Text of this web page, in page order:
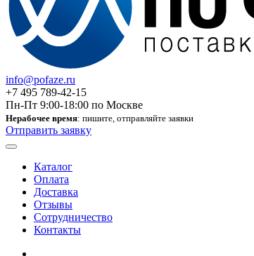
info@pofaze.ru
+7 495 789-42-15
Пн-Пт 9:00-18:00 по Москве
Нерабочее время: пишите, отправляйте заявки
Отправить заявку
Каталог
Оплата
Доставка
Отзывы
Сотрудничество
Контакты